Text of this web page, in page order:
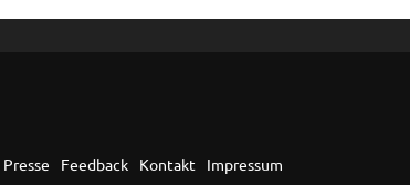
Presse Feedback Kontakt Impressum